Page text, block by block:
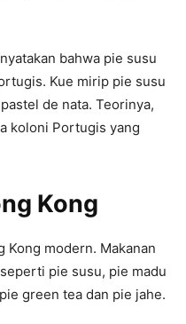
bahwa pie susu
Kue mirip pie susu
de nata. Teorinya,
koloni Portugis yang
Kong
Kong modern. Makanan
pie susu, pie madu
green tea dan pie jahe.